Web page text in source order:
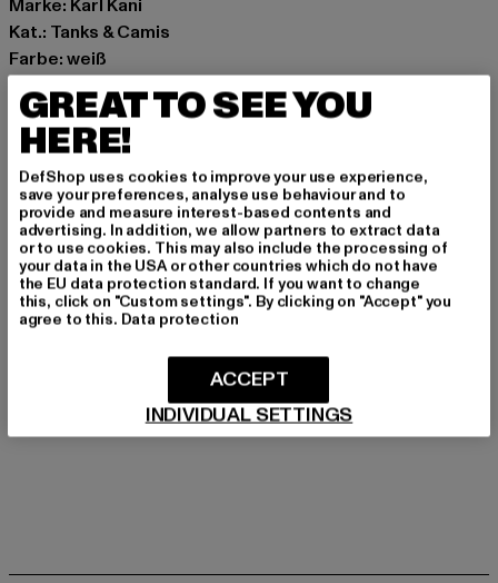
Marke: Karl Kani
Kat.: Tanks & Camis
Farbe: weiß
Hersteller Farbe: off white
Materialzusammensetzung: 100% Baumwolle
Art.Nr: KM262-013-04359
Hersteller: Urban Styles Agency GmbH & Co. KG |
agentur@urbanstylesagency.com
Schanzenstraße 41 | 51063 Köln | DE
GRÖSSE & PASSFORM
LIEFERUNG & RÜCKGABE
GREAT TO SEE YOU
HERE!
DefShop uses cookies to improve your use experience,
save your preferences, analyse use behaviour and to
provide and measure interest-based contents and
advertising. In addition, we allow partners to extract data
or to use cookies. This may also include the processing of
your data in the USA or other countries which do not have
the EU data protection standard. If you want to change
this, click on "Custom settings". By clicking on "Accept" you
agree to this. Data protection
INDIVIDUAL SETTINGS
ACCEPT